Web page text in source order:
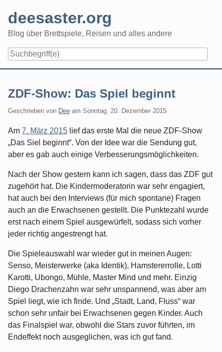
content
deesaster.org
Blog über Brettspiele, Reisen und alles andere
ZDF-Show: Das Spiel beginnt
Geschrieben von Dee am Sonntag, 20. Dezember 2015
Am 7. März 2015 lief das erste Mal die neue ZDF-Show
„Das Siel beginnt“. Von der Idee war die Sendung gut,
aber es gab auch einige Verbesserungsmöglichkeiten.
Nach der Show gestern kann ich sagen, dass das ZDF gut
zugehört hat. Die Kindermoderatorin war sehr engagiert,
hat auch bei den Interviews (für mich spontane) Fragen
auch an die Erwachsenen gestellt. Die Punktezahl wurde
erst nach einem Spiel ausgewürfelt, sodass sich vorher
jeder richtig angestrengt hat.
Die Spieleauswahl war wieder gut in meinen Augen:
Senso, Meisterwerke (aka Identik), Hamstererrolle, Lotti
Karotti, Ubongo, Mühle, Master Mind und mehr. Einzig
Diego Drachenzahn war sehr unspannend, was aber am
Spiel liegt, wie ich finde. Und „Stadt, Land, Fluss“ war
schon sehr unfair bei Erwachsenen gegen Kinder. Auch
das Finalspiel war, obwohl die Stars zuvor führten, im
Endeffekt noch ausgeglichen, was ich gut fand.